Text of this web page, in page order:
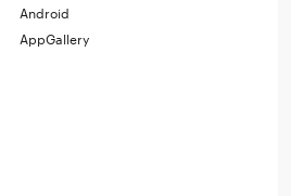
Android
AppGallery